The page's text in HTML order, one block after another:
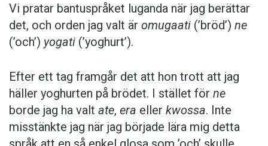
Vi pratar bantuspråket luganda när jag berättar
det, och orden jag valt är omugaati (’bröd’) ne
(’och’) yogati (’yoghurt’).
Efter ett tag framgår det att hon trott att jag
häller yoghurten på brödet. I stället för ne
borde jag ha valt ate, era eller kwossa. Inte
misstänkte jag när jag började lära mig detta